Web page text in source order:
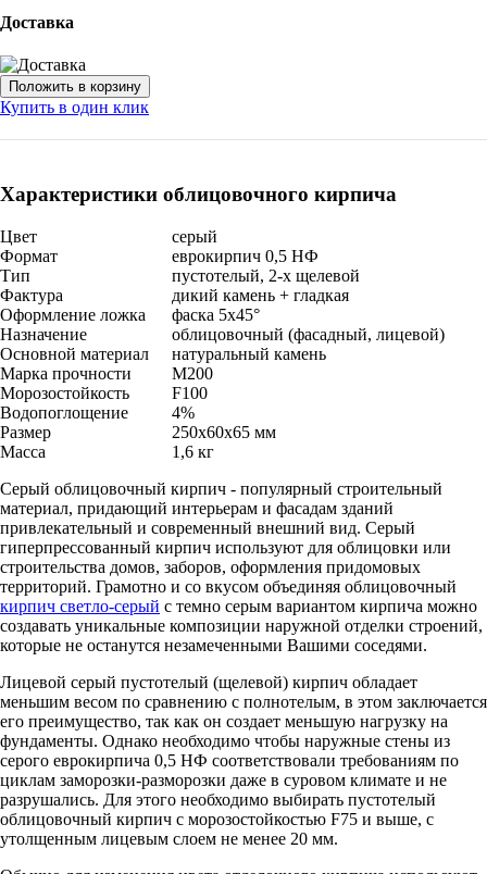
Доставка
Купить в один клик
Характеристики облицовочного кирпича
Цвет
серый
Формат
еврокирпич 0,5 НФ
Тип
пустотелый, 2-х щелевой
Фактура
дикий камень + гладкая
Оформление ложка
фаска 5x45°
Назначение
облицовочный (фасадный, лицевой)
Основной материал
натуральный камень
Марка прочности
M200
Морозостойкость
F100
Водопоглощение
4%
Размер
250x60x65 мм
Масса
1,6 кг
Серый облицовочный кирпич - популярный строительный
материал, придающий интерьерам и фасадам зданий
привлекательный и современный внешний вид. Серый
гиперпрессованный кирпич используют для облицовки или
строительства домов, заборов, оформления придомовых
территорий. Грамотно и со вкусом объединяя облицовочный
кирпич светло-серый с темно серым вариантом кирпича можно
создавать уникальные композиции наружной отделки строений,
которые не останутся незамеченными Вашими соседями.
Лицевой серый пустотелый (щелевой) кирпич обладает
меньшим весом по сравнению с полнотелым, в этом заключается
его преимущество, так как он создает меньшую нагрузку на
фундаменты. Однако необходимо чтобы наружные стены из
серого еврокирпича 0,5 НФ соответствовали требованиям по
циклам заморозки-разморозки даже в суровом климате и не
разрушались. Для этого необходимо выбирать пустотелый
облицовочный кирпич с морозостойкостью F75 и выше, с
утолщенным лицевым слоем не менее 20 мм.